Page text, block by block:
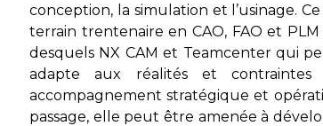
conception, la simulation et l’usinage.
terrain trentenaire en CAO, FAO et
desquels NX CAM et Teamcenter qui
adapte aux réalités et
accompagnement stratégique et
passage, elle peut être amenée à